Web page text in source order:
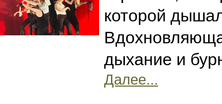
которой
дыхание и
Далее...